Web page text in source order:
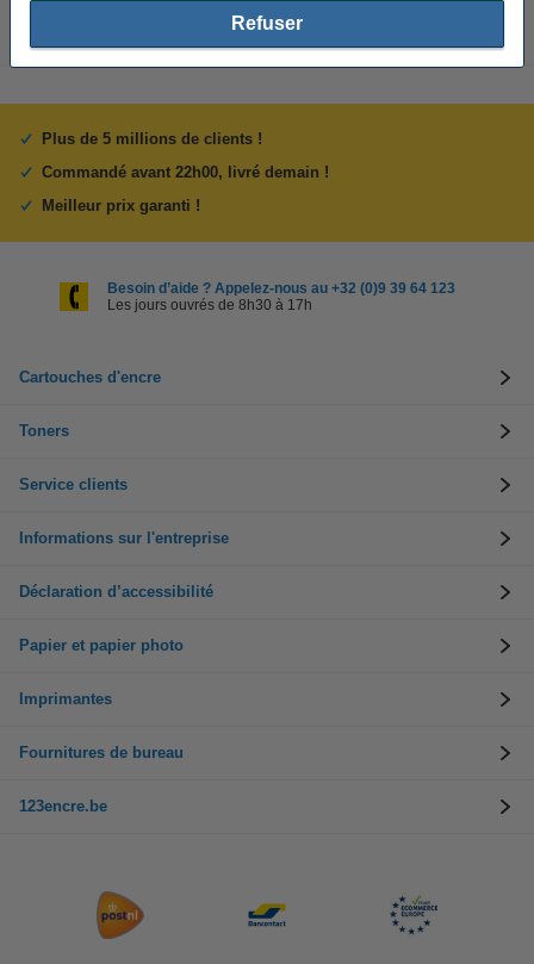
Refuser
Plus de 5 millions de clients !
Commandé avant 22h00, livré demain !
Meilleur prix garanti !
Besoin d’aide ? Appelez-nous au +32 (0)9 39 64 123
Les jours ouvrés de 8h30 à 17h
Cartouches d'encre
Toners
Service clients
Informations sur l'entreprise
Déclaration d’accessibilité
Papier et papier photo
Imprimantes
Fournitures de bureau
123encre.be